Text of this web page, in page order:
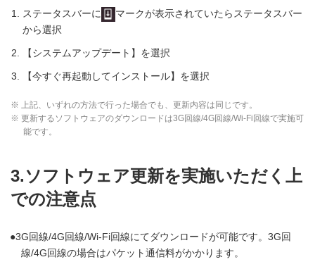
ステータスバーに
マークが表示されていたらステータスバー
から選択
【システムアップデート】を選択
【今すぐ再起動してインストール】を選択
※ 上記、いずれの方法で行った場合でも、更新内容は同じです。
※ 更新するソフトウェアのダウンロードは3G回線/4G回線/Wi-Fi回線で実施可
能です。
3.ソフトウェア更新を実施いただく上
での注意点
3G回線/4G回線/Wi-Fi回線にてダウンロードが可能です。3G回
線/4G回線の場合はパケット通信料がかかります。